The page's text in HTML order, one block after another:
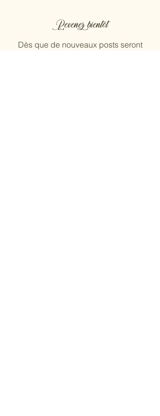
Revenez bientôt
Dès que de nouveaux posts seront